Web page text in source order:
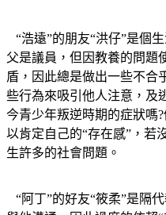
“浩遠”的朋友“洪仔”是個
父是議員，但因教養的問題
盾，因此總是做出一些不合
些行為來吸引他人注意，及
今青少年叛逆時期的症狀嗎
以肯定自己的“存在感”，若
生許多的社會問題。
“阿丁”的好友“筱柔”是隔